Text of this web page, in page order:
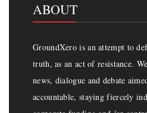
ABOUT
GroundXero is an attempt to
truth, as an act of resistance.
news, dialogue and debate
accountable, staying fiercely